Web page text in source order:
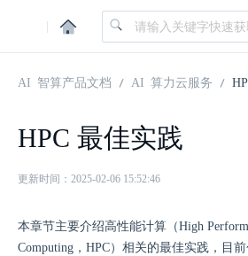
|
AI 智算产品文档 AI 算力云服务
HPC 最佳实践
更新时间：2025-02-06 15:52:46
本章节主要介绍高性能计算（High
Computing，HPC）相关的最佳实践，目前